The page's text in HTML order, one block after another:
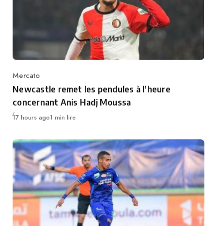
Category
Mercato
Newcastle remet les pendules à l’heure
concernant Anis Hadj Moussa
Publié
17 hours ago1 min lire